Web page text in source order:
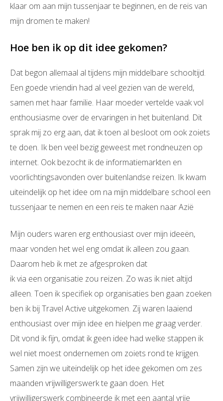
klaar om aan mijn tussenjaar te beginnen, en de reis van
mijn dromen te maken!
Hoe ben ik op dit idee gekomen?
Dat begon allemaal al tijdens mijn middelbare schooltijd.
Een goede vriendin had al veel gezien van de wereld,
samen met haar familie. Haar moeder vertelde vaak vol
enthousiasme over de ervaringen in het buitenland. Dit
sprak mij zo erg aan, dat ik toen al besloot om ook zoiets
te doen. Ik ben veel bezig geweest met rondneuzen op
internet. Ook bezocht ik de informatiemarkten en
voorlichtingsavonden over buitenlandse reizen. Ik kwam
uiteindelijk op het idee om na mijn middelbare school een
tussenjaar te nemen en een reis te maken naar Azië
Mijn ouders waren erg enthousiast over mijn ideeën,
maar vonden het wel eng omdat ik alleen zou gaan.
Daarom heb ik met ze afgesproken dat
ik via een organisatie zou reizen. Zo was ik niet altijd
alleen. Toen ik specifiek op organisaties ben gaan zoeken
ben ik bij Travel Active uitgekomen. Zij waren laaiend
enthousiast over mijn idee en hielpen me graag verder.
Dit vond ik fijn, omdat ik geen idee had welke stappen ik
wel niet moest ondernemen om zoiets rond te krijgen.
Samen zijn we uiteindelijk op het idee gekomen om zes
maanden vrijwilligerswerk te gaan doen. Het
vrijwilligerswerk combineerde ik met een aantal vrije